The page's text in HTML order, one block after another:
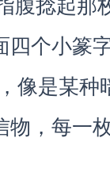
腹捻起那
四个小篆
像是某种
物，每一